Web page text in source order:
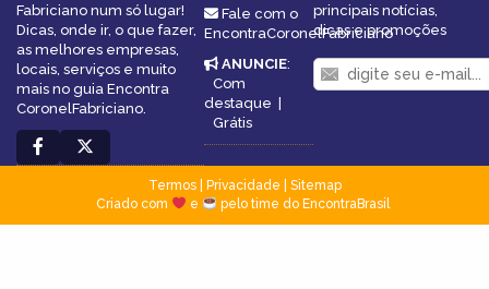
Fabriciano num só lugar!
Dicas, onde ir, o que fazer,
as melhores empresas,
locais, serviços e muito
mais no guia Encontra
CoronelFabriciano.
Fale com o
EncontraCoronelFabriciano
ANUNCIE:
Com
destaque |
Grátis
principais notícias,
dicas e promoções
Termos| Privacidade
Sitemap
Criado com
e pelo time do EncontraBrasil